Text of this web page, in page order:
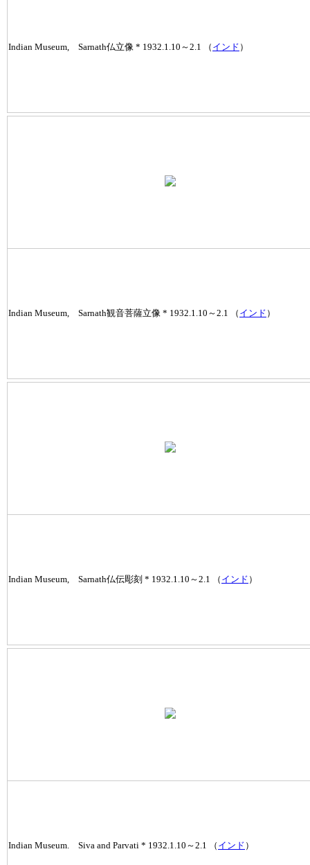
Indian Museum, Sarnath仏立像 * 1932.1.10～2.1 （ インド ）
Indian Museum, Sarnath観音菩薩立像 * 1932.1.10～2.1 （ インド ）
Indian Museum, Sarnath仏伝彫刻 * 1932.1.10～2.1 （ インド ）
Indian Museum. Siva and Parvati * 1932.1.10～2.1 （ インド ）